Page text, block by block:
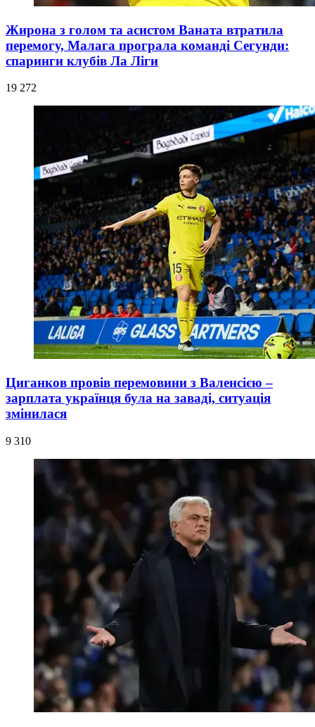
Жирона з голом та асистом Ваната втратила
перемогу, Малага програла команді Сегунди:
спаринги клубів Ла Ліги
19 272
Циганков провів перемовини з Валенсією –
зарплата українця була на заваді, ситуація
змінилася
9 310